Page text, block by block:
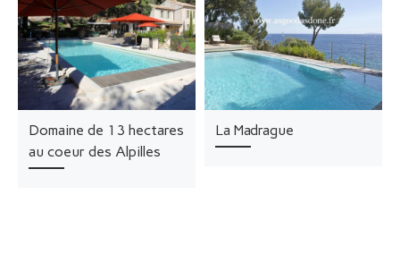
Domaine de 13 hectares
au coeur des Alpilles
La Madrague